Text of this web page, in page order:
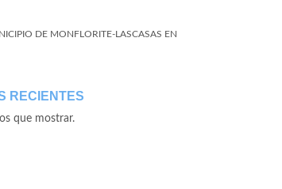
DE MONFLORITE-LASCASAS EN
RECIENTES
que mostrar.